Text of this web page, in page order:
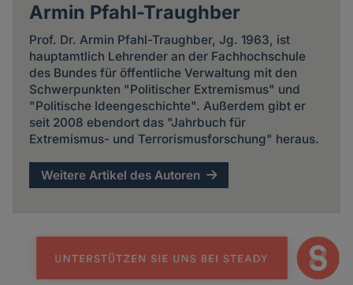
Armin Pfahl-Traughber
Prof. Dr. Armin Pfahl-Traughber, Jg. 1963, ist
hauptamtlich Lehrender an der Fachhochschule
des Bundes für öffentliche Verwaltung mit den
Schwerpunkten "Politischer Extremismus" und
"Politische Ideengeschichte". Außerdem gibt er
seit 2008 ebendort das "Jahrbuch für
Extremismus- und Terrorismusforschung" heraus.
Weitere Artikel des Autoren